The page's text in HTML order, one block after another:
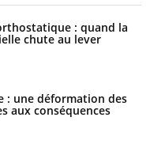
: quand la
chute au lever
: une déformation des
aux conséquences